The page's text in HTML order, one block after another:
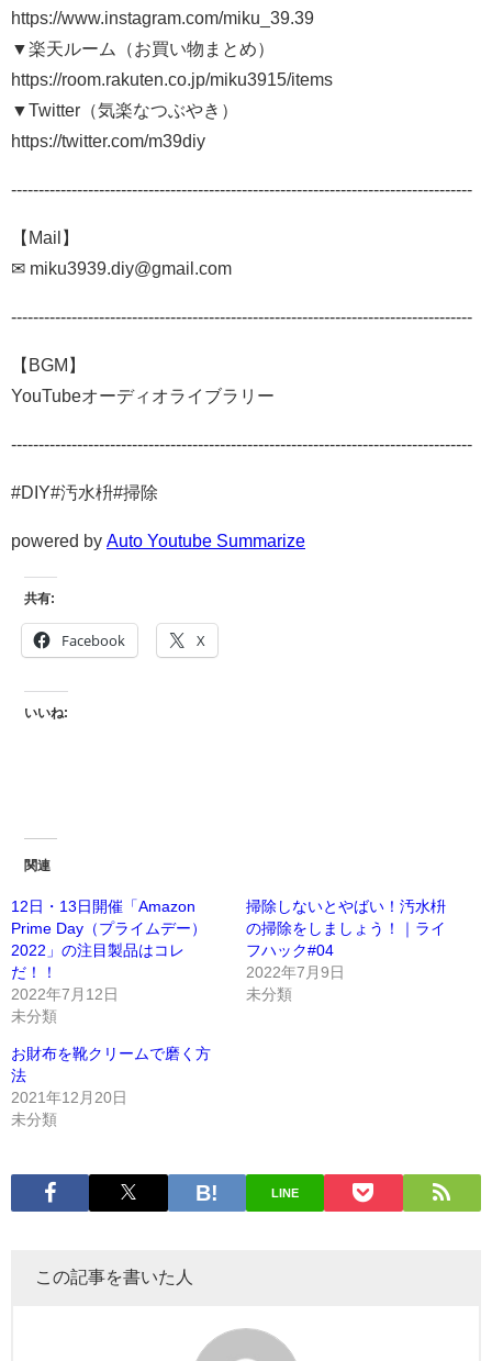
https://www.instagram.com/miku_39.39
▼楽天ルーム（お買い物まとめ）
https://room.rakuten.co.jp/miku3915/items
▼Twitter（気楽なつぶやき）
https://twitter.com/m39diy
------------------------------------------------------------------------------------
【Mail】
✉ miku3939.diy@gmail.com
------------------------------------------------------------------------------------
【BGM】
YouTubeオーディオライブラリー
------------------------------------------------------------------------------------
#DIY#汚水枡#掃除
powered by Auto Youtube Summarize
共有:
Facebook X
いいね:
関連
12日・13日開催「Amazon
Prime Day（プライムデー）
2022」の注目製品はコレ
だ！！
2022年7月12日
未分類
掃除しないとやばい！汚水枡
の掃除をしましょう！｜ライ
フハック#04
2022年7月9日
未分類
お財布を靴クリームで磨く方
法
2021年12月20日
未分類
LINE
この記事を書いた人